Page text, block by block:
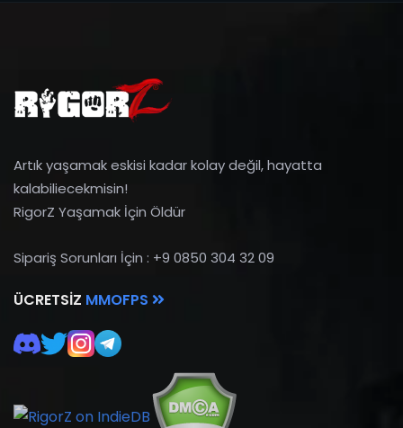
Artık yaşamak eskisi kadar kolay değil, hayatta
kalabiliecekmisin!
RigorZ Yaşamak İçin Öldür
Sipariş Sorunları İçin : +9 0850 304 32 09
ÜCRETSIZ MMOFPS